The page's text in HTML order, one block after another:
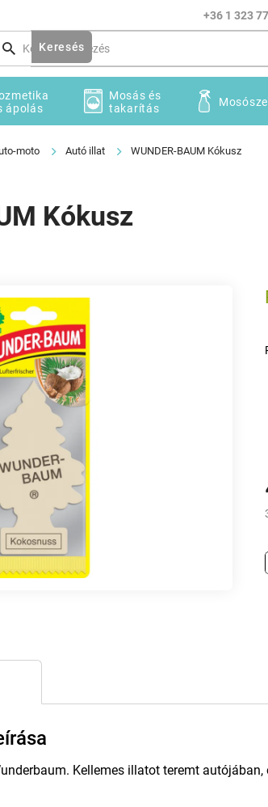
+36 1 323
Keresés
ápolás
Mosás és
takarítás
moto Autó illat WUNDER-BAUM Kókusz
Kókusz
Kellemes illatot teremt